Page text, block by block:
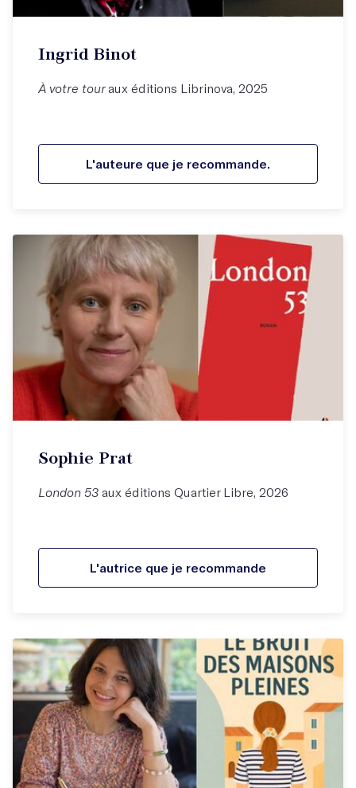
Ingrid Binot
À votre tour aux éditions Librinova, 2025
L'auteure que je recommande.
Sophie Prat
London 53 aux éditions Quartier Libre, 2026
L'autrice que je recommande